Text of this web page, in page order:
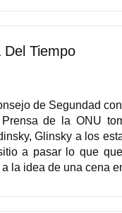
Del Tiempo
de Segundad
de la ONU
Glinsky a los
a pasar lo que
la idea de una cena